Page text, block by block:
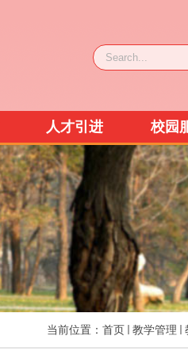
人才引进 校园
当前位置： 首页 教学管理